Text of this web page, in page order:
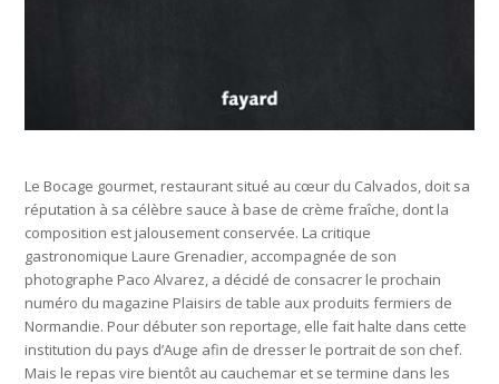
Le Bocage gourmet, restaurant situé au cœur du Calvados, doit sa
réputation à sa célèbre sauce à base de crème fraîche, dont la
composition est jalousement conservée. La critique
gastronomique Laure Grenadier, accompagnée de son
photographe Paco Alvarez, a décidé de consacrer le prochain
numéro du magazine Plaisirs de table aux produits fermiers de
Normandie. Pour débuter son reportage, elle fait halte dans cette
institution du pays d’Auge afin de dresser le portrait de son chef.
Mais le repas vire bientôt au cauchemar et se termine dans les